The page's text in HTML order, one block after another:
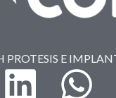
PROTESIS E